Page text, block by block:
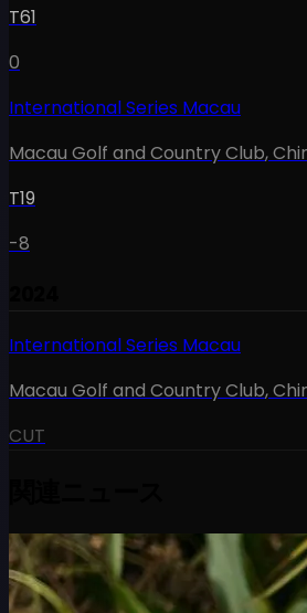
T61
0
International Series Macau
Macau Golf and Country Club,
T19
-8
International Series Macau
Macau Golf and Country Club,
CUT